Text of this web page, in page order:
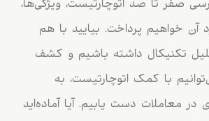
صفر تا صد اتوچارتیست، ویژگی‌ها،
آن خواهیم پرداخت. بیایید با هم
تکنیکال داشته باشیم و کشف
با کمک اتوچارتیست، به
در معاملات دست یابیم. آیا آماده‌اید